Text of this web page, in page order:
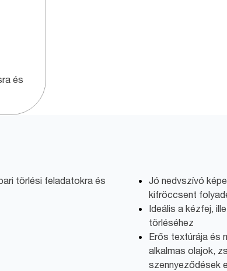
és
törlési feladatokra és
Jó nedvszívó
kifröccsent
Ideális a kézfej,
törléséhez
Erős textúrája és
alkalmas olajok,
szennyeződések